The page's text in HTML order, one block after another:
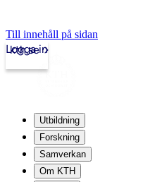
Till innehåll på sidan
kth.se
Logga in
Utbildning
Forskning
Samverkan
Om KTH